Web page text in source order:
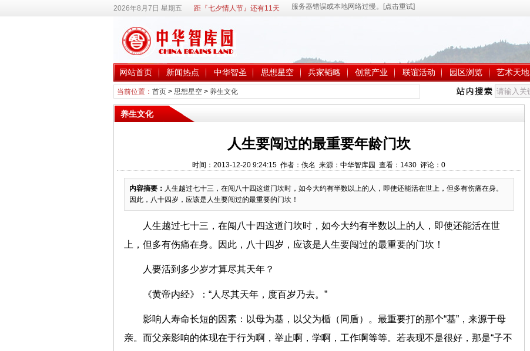
2026年8月7日 星期五 距『七夕情人节』还有11天
网站首页 新闻热点 中华智圣 思想星空 兵家韬略 创意产业 联谊活动 园区浏览 艺术天地
当前位置： 首页> 思想星空> 养生文化
养生文化
人生要闯过的最重要年龄门坎
时间：2013-12-20 9:24:15 作者：佚名 来源：中华智库园 查看： 1430 评论： 0
内容摘要： 人生越过七十三，在闯八十四这道门坎时，如今大约有半数以上的人，即使还能活在世上，但多有伤痛在身。
因此，八十四岁，应该是人生要闯过的最重要的门坎！
人生越过七十三，在闯八十四这道门坎时，如今大约有半数以上的人，即使还能活在世
上，但多有伤痛在身。因此，八十四岁，应该是人生要闯过的最重要的门坎！
人要活到多少岁才算尽其天年？
《黄帝内经》：“人尽其天年，度百岁乃去。”
影响人寿命长短的因素：以母为基，以父为楯（同盾）。最重要打的那个“基”，来源于母
亲。而父亲影响的体现在于行为啊，举止啊，学啊，工作啊等等。若表现不是很好，那是“子不